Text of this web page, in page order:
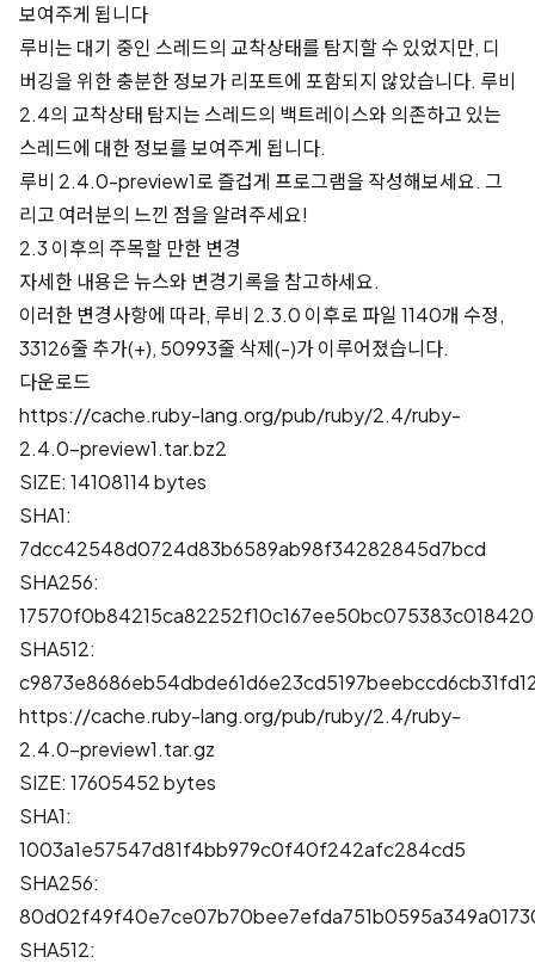
보여주게 됩니다
루비는 대기 중인 스레드의 교착상태를 탐지할 수 있었지만, 디
버깅을 위한 충분한 정보가 리포트에 포함되지 않았습니다. 루비
2.4의 교착상태 탐지는 스레드의 백트레이스와 의존하고 있는
스레드에 대한 정보를 보여주게 됩니다.
루비 2.4.0-preview1로 즐겁게 프로그램을 작성해보세요. 그
리고 여러분의 느낀 점을 알려주세요!
2.3 이후의 주목할 만한 변경
자세한 내용은뉴스와 변경기록을 참고하세요.
이러한 변경사항에 따라, 루비 2.3.0 이후로 파일 1140개 수정,
33126줄 추가(+), 50993줄 삭제(-)가 이루어졌습니다.
다운로드
https://cache.ruby-lang.org/pub/ruby/2.4/ruby-
2.4.0-preview1.tar.bz2
SIZE: 14108114 bytes
SHA1:
7dcc42548d0724d83b6589ab98f34282845d7bcd
SHA256:
SHA512:
https://cache.ruby-lang.org/pub/ruby/2.4/ruby-
2.4.0-preview1.tar.gz
SIZE: 17605452 bytes
SHA1:
1003a1e57547d81f4bb979c0f40f242afc284cd5
SHA256:
SHA512: